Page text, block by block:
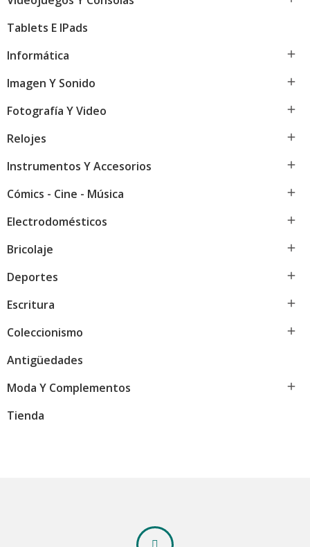
Tablets E IPads
Informática

Imagen Y Sonido 
Fotografía Y Video 
Relojes 
Instrumentos Y Accesorios 
Cómics - Cine - Música 
Electrodomésticos 
Bricolaje 
Deportes 
Escritura 
Coleccionismo 
Antigüedades
Moda Y Complementos

Tienda